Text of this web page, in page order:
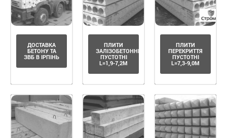
ДОСТАВКА
БЕТОНУ ТА
ЗВБ В ІРПІНЬ
ПЛИТИ
ЗАЛІЗОБЕТОННІ
ПУСТОТНІ
L=1,9-7,2М
ПЛИТИ
ПЕРЕКРИТТЯ
ПУСТОТНІ
L=7,3-9,0М